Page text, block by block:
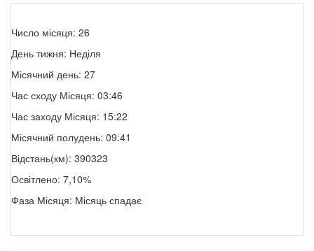
Число місяця: 26
День тижня: Неділя
Місячний день: 27
Час сходу Місяця: 03:46
Час заходу Місяця: 15:22
Місячний полудень: 09:41
Відстань(км): 390323
Освітлено: 7,10%
Фаза Місяця: Місяць спадає